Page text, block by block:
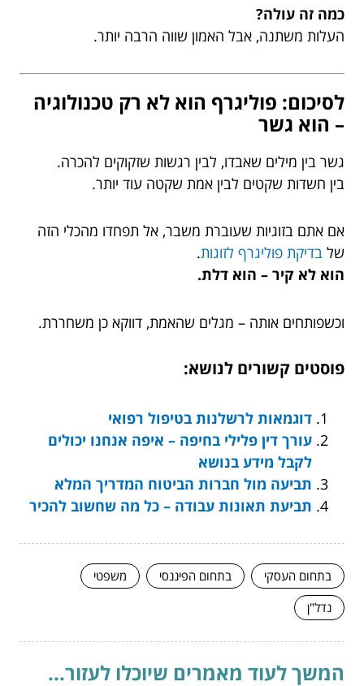
כמה זה עולה?
העלות משתנה, אבל האמון שווה הרבה יותר.
לסיכום: פוליגרף הוא לא רק טכנולוגיה
– הוא גשר
גשר בין מילים שאבדו, לבין רגשות שזקוקים להכרה.
בין חשדות שקטים לבין אמת שקטה עוד יותר.
אם אתם בזוגיות שעוברת משבר, אל תפחדו מהכלי הזה
של בדיקת פוליגרף לזוגות.
הוא לא קיר – הוא דלת.
וכשפותחים אותה – מגלים שהאמת, דווקא כן משחררת.
פוסטים קשורים לנושא:
דוגמאות לרשלנות בטיפול רפואי
עורך דין פלילי בחיפה – איפה אנחנו יכולים
לקבל מידע בנושא
תביעה מול חברות הביטוח המדריך המלא
תביעת תאונות עבודה – כל מה שחשוב להכיר
בתחום העסקי בתחום הפיננסי
משפטי
נדל"ן
המשך לעוד מאמרים שיוכלו לעזור...